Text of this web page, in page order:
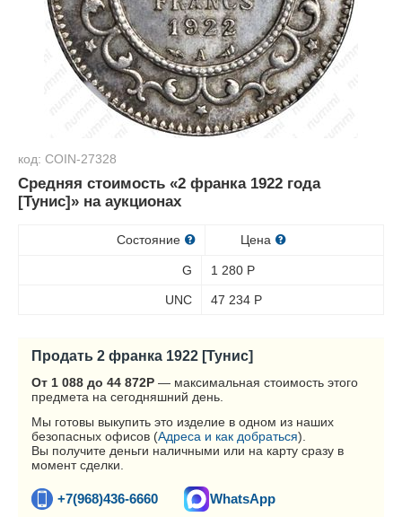
код: COIN-27328
Средняя стоимость «2 франка 1922 года
[Тунис]» на аукционах
Состояние Цена
G 1 280 Р
UNC 47 234 Р
Продать 2 франка 1922 [Тунис]
От 1 088 до 44 872Р — максимальная стоимость этого
предмета на сегодняшний день.
Мы готовы выкупить это изделие в одном из наших
безопасных офисов (Адреса и как добраться).
Вы получите деньги наличными или на карту сразу в
момент сделки.
+7(968)436-6660 WhatsApp